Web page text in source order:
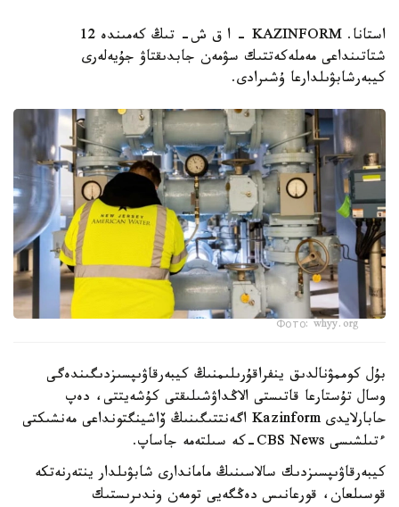
استانا. KAZINFORM – ا ق ش- تىڭ كەمىندە 12
شتاتىنداعى مەملەكەتتىك سۋمەن جابدىقتاۋ جۇيەلەرى
كيبەرشابۋىلدارعا ۇشىرادى.
Фото: whyy.org
بۇل كوممۋنالدىق ينفراقۇرىلىمنىڭ كيبەرقاۋىپسىزدىگىندەگى
وسال تۇستارعا قاتىستى الاڭداۋشىلىقتى كۇشەيتتى، دەپ
حابارلايدى Kazinform اگەنتتىگىنىڭ ۆاشينگتونداعى مەنشىكتى
ءتىلشىسى CBS News-كە سىلتەمە جاساپ.
كيبەرقاۋىپسىزدىك سالاسىنىڭ ماماندارى شابۋىلدار ينتەرنەتكە
قوسىلعان، قورعانىس دەڭگەيى تومەن وندىرىستىك